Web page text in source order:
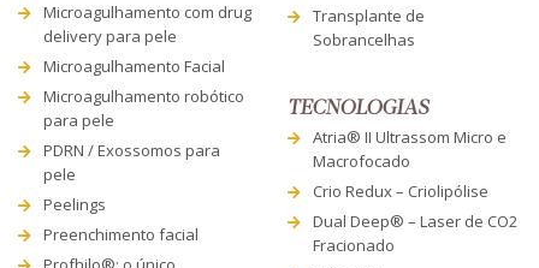
Microagulhamento com drug
delivery para pele
Microagulhamento Facial
Microagulhamento robótico
para pele
PDRN / Exossomos para
pele
Peelings
Preenchimento facial
Transplante de
Sobrancelhas
TECNOLOGIAS
Atria® II Ultrassom Micro e
Macrofocado
Crio Redux – Criolipólise
Dual Deep® – Laser de CO2
Fracionado